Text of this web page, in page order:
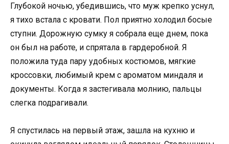
Глубокой ночью, убедившись, что муж крепко уснул,
я тихо встала с кровати. Пол приятно холодил босые
ступни. Дорожную сумку я собрала еще днем, пока
он был на работе, и спрятала в гардеробной. Я
положила туда пару удобных костюмов, мягкие
кроссовки, любимый крем с ароматом миндаля и
документы. Когда я застегивала молнию, пальцы
слегка подрагивали.
Я спустилась на первый этаж, зашла на кухню и